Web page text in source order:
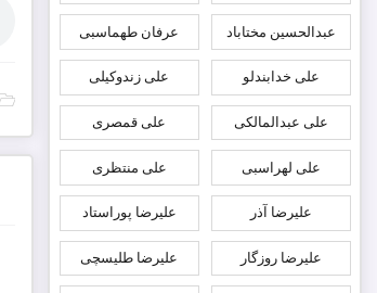
عبدالحسین مختاباد عرفان طهماسبی
علی خدابندلو علی زندوکیلی
علی عبدالمالکی علی قمصری
علی لهراسبی علی منتظری
علیرضا آذر علیرضا پوراستاد
علیرضا روزگار علیرضا طلیسچی